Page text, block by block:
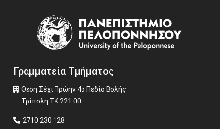
Γραμματεία Τμήματος
Θέση Σέχι Πρώην 4ο Πεδίο Βολής
Τρίπολη ΤΚ 221 00
2710 230 128